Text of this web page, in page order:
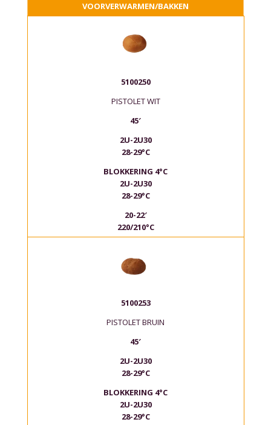
VOORVERWARMEN/BAKKEN
5100250
PISTOLET WIT
45′
2U-2U30
28-29°C
BLOKKERING 4°C
2U-2U30
28-29°C
20-22′
220/210°C
5100253
PISTOLET BRUIN
45′
2U-2U30
28-29°C
BLOKKERING 4°C
2U-2U30
28-29°C